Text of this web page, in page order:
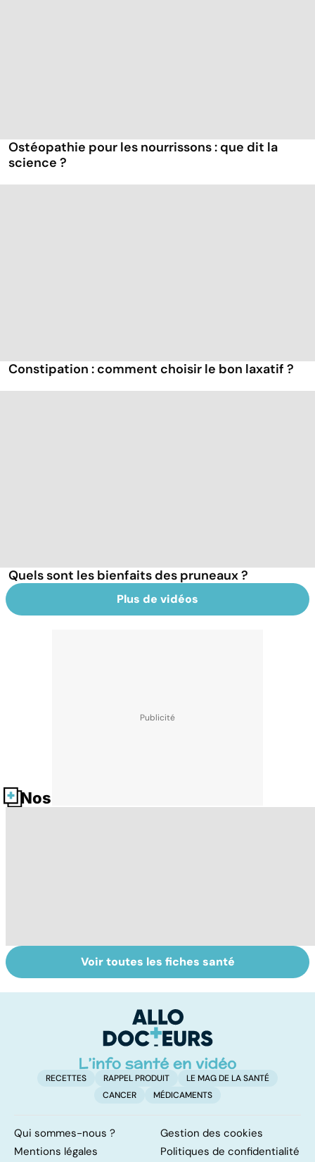
Ostéopathie pour les nourrissons : que dit la
science ?
Constipation : comment choisir le bon laxatif ?
Quels sont les bienfaits des pruneaux ?
Plus de vidéos
Nos fiches santé
Comment
faciliter la
Syndrome de
l'intestin irritable
encore mal
connu
Voir toutes les fiches santé
RECETTES RAPPEL PRODUIT
LE MAG DE LA SANTÉ
CANCER
MÉDICAMENTS
Qui sommes-nous ?
Gestion des cookies
Mentions légales
Politiques de confidentialité